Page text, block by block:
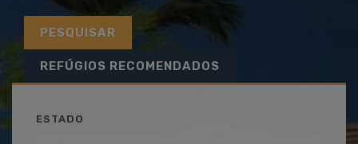
PESQUISAR
REFÚGIOS RECOMENDADOS
ESTADO